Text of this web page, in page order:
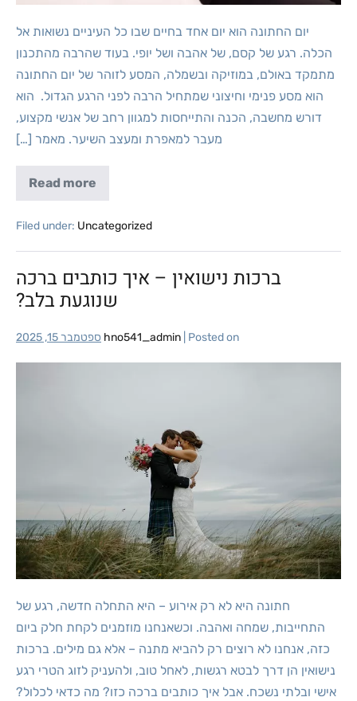
יום החתונה הוא יום אחד בחיים שבו כל העיניים נשואות אל
הכלה. רגע של קסם, של אהבה ושל יופי. בעוד שהרבה מהתכנון
מתמקד באולם, במוזיקה ובשמלה, המסע לזוהר של יום החתונה
הוא מסע פנימי וחיצוני שמתחיל הרבה לפני הרגע הגדול. הוא
דורש מחשבה, הכנה והתייחסות למגוון רחב של אנשי מקצוע,
מעבר למאפרת ומעצב השיער. מאמר […]
Read more
Filed under:Uncategorized
ברכות נישואין – איך כותבים ברכה
שנוגעת בלב?
hno541_admin |Posted on ספטמבר 15, 2025
חתונה היא לא רק אירוע – היא התחלה חדשה, רגע של
התחייבות, שמחה ואהבה. וכשאנחנו מוזמנים לקחת חלק ביום
כזה, אנחנו לא רוצים רק להביא מתנה – אלא גם מילים. ברכות
נישואין הן דרך לבטא רגשות, לאחל טוב, ולהעניק לזוג הטרי רגע
אישי ובלתי נשכח. אבל איך כותבים ברכה כזו? מה כדאי לכלול?